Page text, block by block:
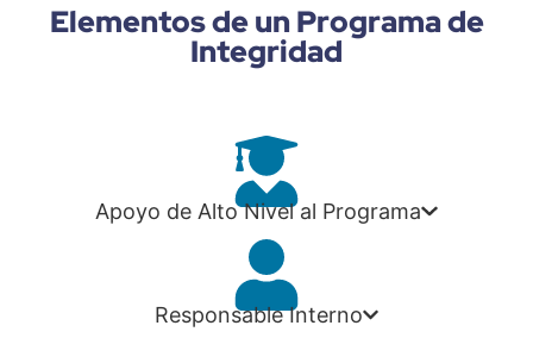
Elementos de un Programa de
Integridad
Apoyo de Alto Nivel al Programa
Responsable Interno